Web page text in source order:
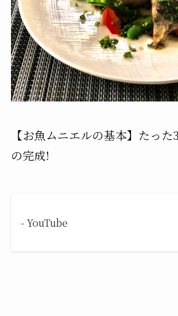
【お魚ムニエルの基本】たっ
の完成!
- YouTube